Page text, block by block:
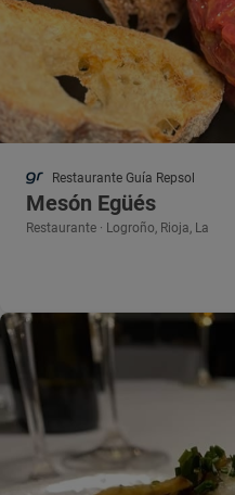
Restaurante Guía Repsol
Mesón Egüés
Restaurante · Logroño, Rioja, La